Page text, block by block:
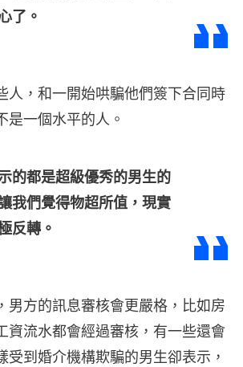
了。
人，和一開始哄騙他們簽下合同時
是一個水平的人。
的都是超級優秀的男生的
我們覺得物超所值，現實
反轉。
男方的訊息審核會更嚴格，比如房
資流水都會經過審核，有一些還會
受到婚介機構欺騙的男生卻表示，